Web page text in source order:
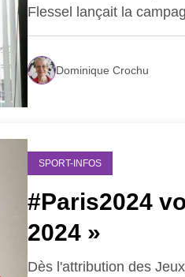
Flessel lançait la
Dominique Crochu
SPORT-INFOS
#Paris2024
2024 »
Dès l'attribution des